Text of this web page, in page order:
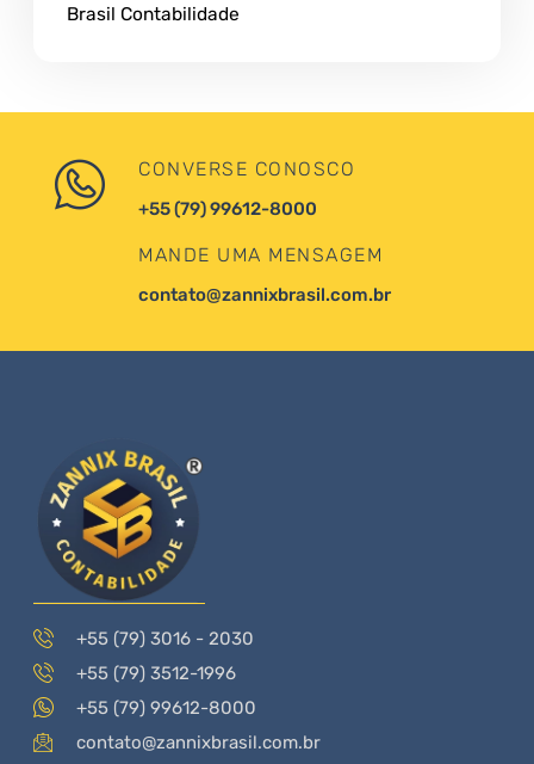
Brasil Contabilidade
CONVERSE CONOSCO
+55 (79) 99612-8000
MANDE UMA MENSAGEM
contato@zannixbrasil.com.br
+55 (79) 3016 - 2030
+55 (79) 3512-1996
+55 (79) 99612-8000
contato@zannixbrasil.com.br